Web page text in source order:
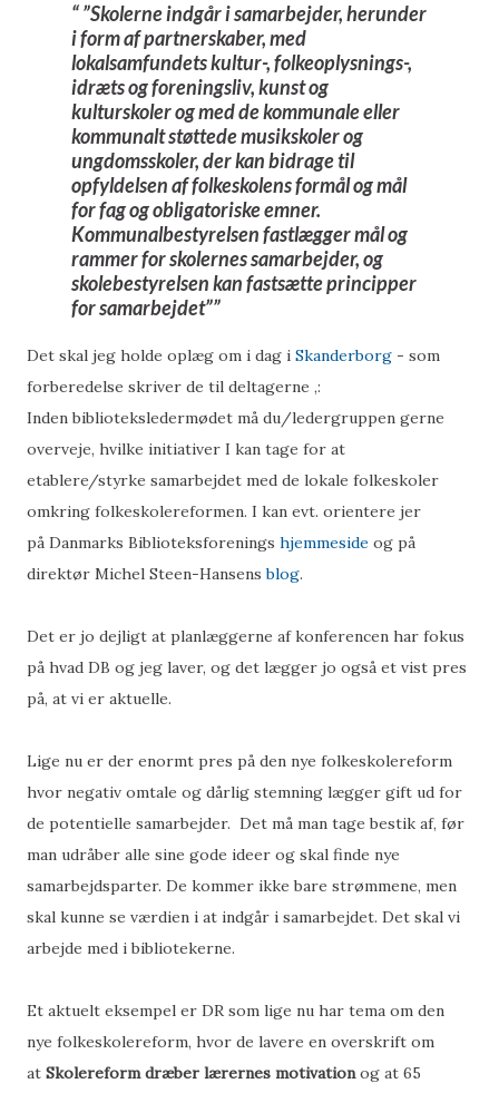
”Skolerne indgår i samarbejder, herunder
i form af partnerskaber, med
lokalsamfundets kultur-, folkeoplysnings-,
idræts og foreningsliv, kunst og
kulturskoler og med de kommunale eller
kommunalt støttede musikskoler og
ungdomsskoler, der kan bidrage til
opfyldelsen af folkeskolens formål og mål
for fag og obligatoriske emner.
Kommunalbestyrelsen fastlægger mål og
rammer for skolernes samarbejder, og
skolebestyrelsen kan fastsætte principper
for samarbejdet”
Det skal jeg holde oplæg om i dag i Skanderborg - som
forberedelse skriver de til deltagerne ,:
Inden biblioteksledermødet må du/ledergruppen gerne
overveje, hvilke initiativer I kan tage for at
etablere/styrke samarbejdet med de lokale folkeskoler
omkring folkeskolereformen. I kan evt. orientere jer
på Danmarks Biblioteksforenings hjemmeside og på
direktør Michel Steen-Hansensblog.
Det er jo dejligt at planlæggerne af konferencen har fokus
på hvad DB og jeg laver, og det lægger jo også et vist pres
på, at vi er aktuelle.
Lige nu er der enormt pres på den nye folkeskolereform
hvor negativ omtale og dårlig stemning lægger gift ud for
de potentielle samarbejder. Det må man tage bestik af, før
man udråber alle sine gode ideer og skal finde nye
samarbejdsparter. De kommer ikke bare strømmene, men
skal kunne se værdien i at indgår i samarbejdet. Det skal vi
arbejde med i bibliotekerne.
Et aktuelt eksempel er DR som lige nu har tema om den
nye folkeskolereform, hvor de lavere en overskrift om
at Skolereform dræber lærernes motivationog at 65